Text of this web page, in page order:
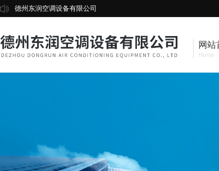
德州东润空调设备有限公司
网站
Home